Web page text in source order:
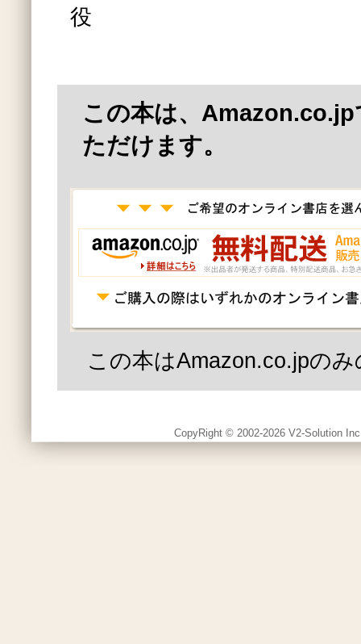
役
この本は、
ただけます。
この本はAmazon.co.jpの
CopyRight © 2002-2026 V2-Solution